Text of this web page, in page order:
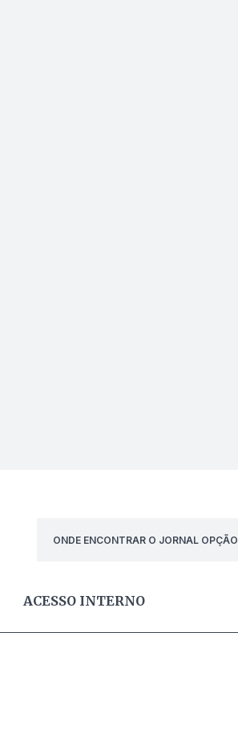
ONDE ENCONTRAR O JORNAL OPÇÃO
ACESSO INTERNO